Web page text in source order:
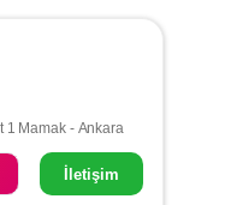
1 Mamak - Ankara
İletişim